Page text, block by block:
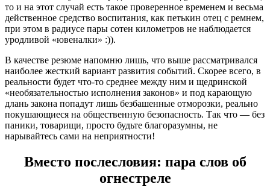
то и на этот случай есть такое проверенное временем и весьма
действенное средство воспитания, как петькин отец с ремнем,
при этом в радиусе пары сотен километров не наблюдается
уродливой «ювеналки» :)).
В качестве резюме напомню лишь, что выше рассматривался
наиболее жесткий вариант развития событий. Скорее всего, в
реальности будет что-то среднее между ним и щедринской
«необязательностью исполнения законов» и под карающую
длань закона попадут лишь безбашенные отморозки, реально
покушающиеся на общественную безопасность. Так что — без
паники, товарищи, просто будьте благоразумны, не
нарывайтесь сами на неприятности!
Вместо послесловия: пара слов об
огнестреле